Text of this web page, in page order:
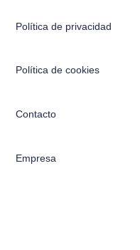
Política de privacidad
Política de cookies
Contacto
Empresa